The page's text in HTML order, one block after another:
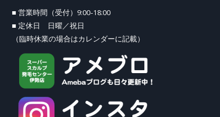
■ 営業時間（受付）9:00-18:00
■ 定休日 日曜／祝日
（臨時休業の場合はカレンダーに記載）